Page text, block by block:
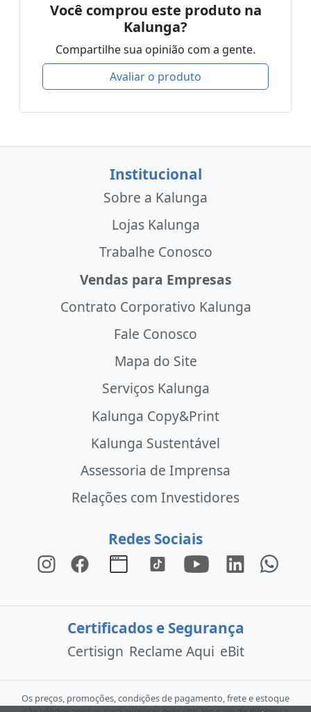
Você comprou este produto na
Kalunga?
Compartilhe sua opinião com a gente.
Avaliar o produto
Institucional
Sobre a Kalunga
Lojas Kalunga
Trabalhe Conosco
Vendas para Empresas
Contrato Corporativo Kalunga
Fale Conosco
Mapa do Site
Serviços Kalunga
Kalunga Copy&Print
Kalunga Sustentável
Assessoria de Imprensa
Relações com Investidores
Redes Sociais
Certificados e Segurança
Certisign Reclame Aqui eBit
Os preços, promoções, condições de pagamento, frete e estoque